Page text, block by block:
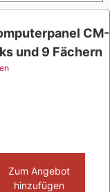
CM-
und 9 Fächern
Zum Angebot
hinzufügen